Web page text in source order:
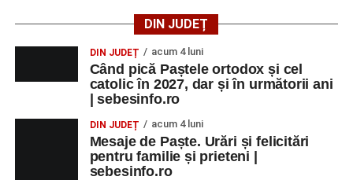
DIN JUDEȚ
DIN JUDEȚ acum 4 luni
Când pică Paștele ortodox și cel
catolic în 2027, dar și în următorii ani
| sebesinfo.ro
DIN JUDEȚ acum 4 luni
Mesaje de Paște. Urări și felicitări
pentru familie și prieteni |
sebesinfo.ro